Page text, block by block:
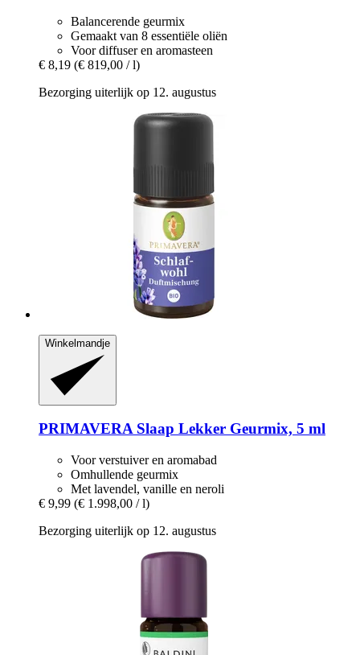
Balancerende geurmix
Gemaakt van 8 essentiële oliën
Voor diffuser en aromasteen
€ 8,19 (€ 819,00 / l)
Bezorging uiterlijk op 12. augustus
Winkelmandje
PRIMAVERASlaap Lekker Geurmix, 5 ml
Voor verstuiver en aromabad
Omhullende geurmix
Met lavendel, vanille en neroli
€ 9,99 (€ 1.998,00 / l)
Bezorging uiterlijk op 12. augustus